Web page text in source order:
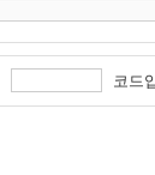
코드